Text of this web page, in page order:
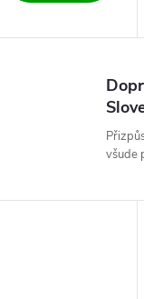
všude